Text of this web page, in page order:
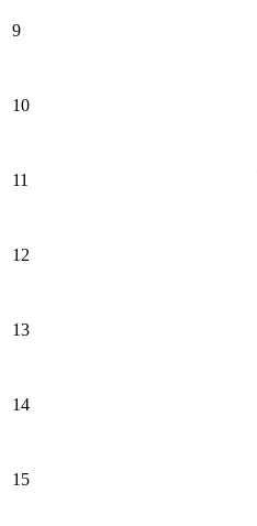
9
10
11
12
13
14
15